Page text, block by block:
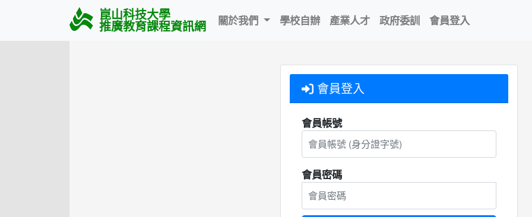
崑山科技大學
推廣教育課程資訊網 關於我們 學校自辦 產業人才 政府委訓 會員登入
會員登入
會員帳號
會員密碼